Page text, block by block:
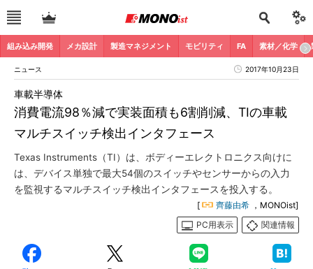
組み込み開発 メカ設計 製造マネジメント モビリティ FA 素材／化学
ニュース 2017年10月23日
消費電流98％減で実装面積も6割削減、TIの車載
マルチスイッチ検出インタフェース
車載半導体
Texas Instruments（TI）は、ボディーエレクトロニクス向けに
は、デバイス単独で最大54個のスイッチやセンサーからの入力
を監視するマルチスイッチ検出インタフェースを投入する。
[ 齊藤由希 ，MONOist]
PC用表示
関連情報